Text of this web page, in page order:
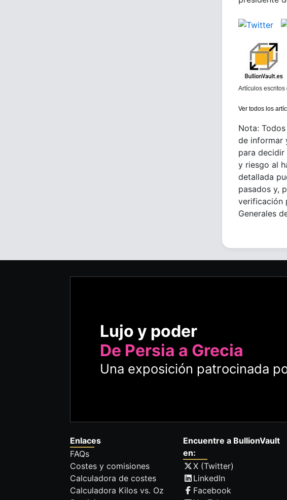
Artículos escritos
Ver todos los
Nota:
de informar
para
y riesgo al
detallada
pasados y,
verificación
Generales
Lujo y poder
De Persia a Grecia
Una exposición patrocinada
Enlaces
FAQs
Costes y comisiones
Calculadora de costes
Calculadora Kilos vs. Oz
Encuentre a BullionVault
en:
X (Twitter)
LinkedIn
Facebook